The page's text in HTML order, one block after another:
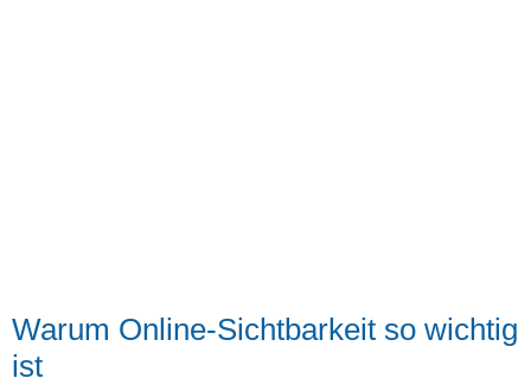
Warum Online-Sichtbarkeit so wichtig
ist